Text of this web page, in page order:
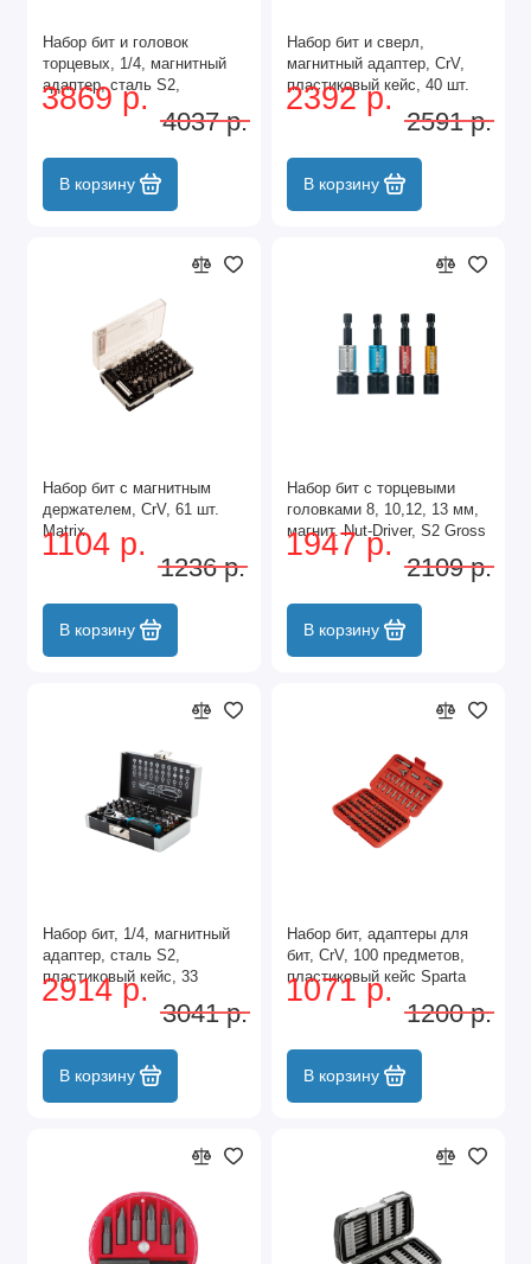
Набор бит и головок
торцевых, 1/4, магнитный
адаптер, сталь S2,
пластиковый кейс, 26
предметов Gross
3869 р.
4037 р.
В корзину
Набор бит и сверл,
магнитный адаптер, CrV,
пластиковый кейс, 40 шт.
Matrix
2392 р.
2591 р.
В корзину
Набор бит с магнитным
держателем, CrV, 61 шт.
Matrix
1104 р.
1236 р.
В корзину
Набор бит с торцевыми
головками 8, 10,12, 13 мм,
магнит. Nut-Driver, S2 Gross
1947 р.
2109 р.
В корзину
Набор бит, 1/4, магнитный
адаптер, сталь S2,
пластиковый кейс, 33
предмета Gross
2914 р.
3041 р.
В корзину
Набор бит, адаптеры для
бит, CrV, 100 предметов,
пластиковый кейс Sparta
1071 р.
1200 р.
В корзину